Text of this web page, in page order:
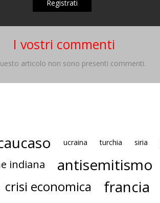
Registrati
I vostri commenti
articolo non sono presenti commenti.
ucraina turchia siria
indiana antisemitismo
crisi economica francia